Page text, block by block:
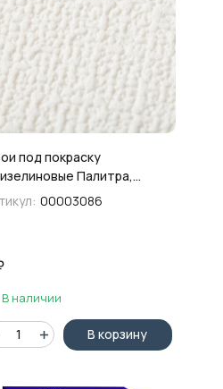
под покраску
Палитра,
1,06х25м
00003086
В наличии
В корзину